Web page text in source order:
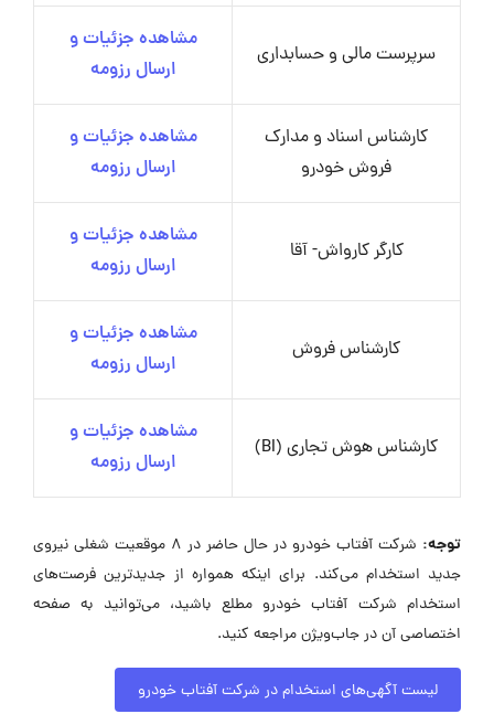
سرپرست مالی و حسابداری
مشاهده جزئیات و
ارسال رزومه
کارشناس اسناد و مدارک
فروش خودرو
مشاهده جزئیات و
ارسال رزومه
کارگر کارواش- آقا
مشاهده جزئیات و
ارسال رزومه
کارشناس فروش
مشاهده جزئیات و
ارسال رزومه
کارشناس هوش تجاری (BI)
مشاهده جزئیات و
ارسال رزومه
توجه:
شرکت آفتاب خودرو در حال حاضر در ۸ موقعیت شغلی نیروی
جدید استخدام می‌کند. برای اینکه همواره از جدیدترین فرصت‌های
استخدام شرکت آفتاب خودرو مطلع باشید، می‌توانید به صفحه
اختصاصی آن در جاب‌ویژن مراجعه کنید.
لیست آگهی‌های استخدام در شرکت آفتاب خودرو